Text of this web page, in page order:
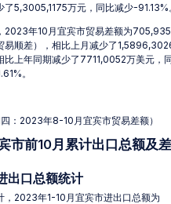
了5,3005,1175万元，同比减少-91.13%
2023年10月宜宾市贸易差额为
易顺差），相比上月减少了
比上年同期减少了7711,0052万美元，
。
四：2023年8-10月宜宾市贸易差额）
市前10月累计出口总额及差
出口总额统计
，2023年1-10月宜宾市进出口总额为